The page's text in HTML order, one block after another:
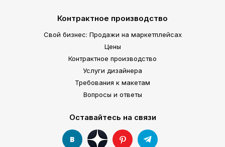
Контрактное производство
Свой бизнес: Продажи на маркетплейсах
Цены
Контрактное производство
Услуги дизайнера
Требования к макетам
Вопросы и ответы
Оставайтесь на связи